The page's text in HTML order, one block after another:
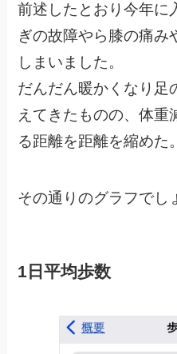
前述したとおり今年に
ぎの故障やら膝の痛み
しまいました。
だんだん暖かくなり足
えてきたものの、体重
る距離を距離を縮めた。
その通りのグラフでし
1日平均歩数